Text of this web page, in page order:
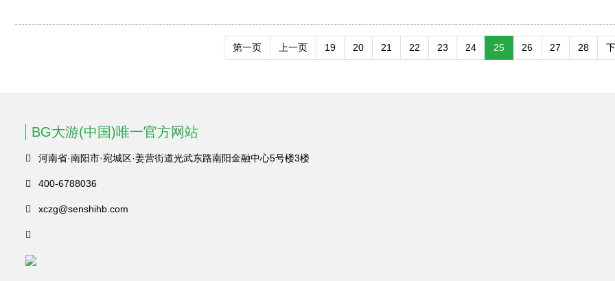
第一页 上一页 19 20 21 22 23 24 25 26 27 28
BG大游(中国)唯一官方网站
河南省·南阳市·宛城区·姜营街道光武东路南阳金融中心5号楼3楼
400-6788036
xczg@senshihb.com